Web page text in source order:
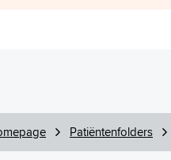
Patiëntenfolders